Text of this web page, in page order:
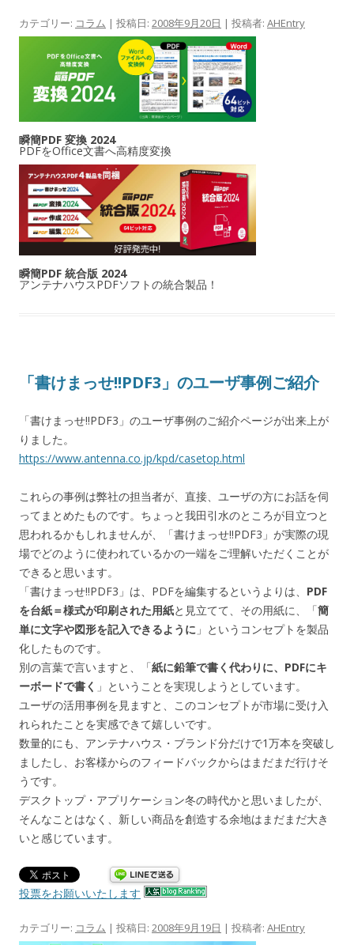
カテゴリー: コラム | 投稿日: 2008年9月20日 | 投稿者: AHEntry
瞬簡PDF 変換 2024
PDFをOffice文書へ高精度変換
瞬簡PDF 統合版 2024
アンテナハウスPDFソフトの統合製品！
「書けまっせ!!PDF3」のユーザ事例ご紹介
「書けまっせ!!PDF3」のユーザ事例のご紹介ページが出来上が
りました。
https://www.antenna.co.jp/kpd/casetop.html
これらの事例は弊社の担当者が、直接、ユーザの方にお話を伺
ってまとめたものです。ちょっと我田引水のところが目立つと
思われるかもしれませんが、「書けまっせ!!PDF3」が実際の現
場でどのように使われているかの一端をご理解いただくことが
できると思います。
「書けまっせ!!PDF3」は、PDFを編集するというよりは、 PDF
を台紙＝様式が印刷された用紙と見立てて、その用紙に、「簡
単に文字や図形を記入できるように 」というコンセプトを製品
化したものです。
別の言葉で言いますと、「紙に鉛筆で書く代わりに、PDFにキ
ーボードで書く 」ということを実現しようとしています。
ユーザの活用事例を見ますと、このコンセプトが市場に受け入
れられたことを実感できて嬉しいです。
数量的にも、アンテナハウス・ブランド分だけで1万本を突破し
ましたし、お客様からのフィードバックからはまだまだ行けそ
うです。
デスクトップ・アプリケーション冬の時代かと思いましたが、
そんなことはなく、新しい商品を創造する余地はまだまだ大き
いと感じています。
投票をお願いいたします
カテゴリー: コラム | 投稿日: 2008年9月19日 | 投稿者: AHEntry